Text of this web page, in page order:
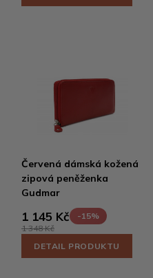
Červená dámská kožená
zipová peněženka
Gudmar
1 145 Kč
-15%
1 348 Kč
DETAIL PRODUKTU